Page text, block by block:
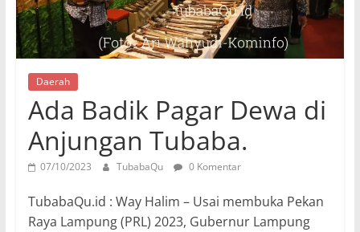
Daerah
Ada Badik Pagar Dewa di
Anjungan Tubaba.
07/10/2023 TubabaQu 0 Komentar
TubabaQu.id : Way Halim – Usai membuka Pekan
Raya Lampung (PRL) 2023, Gubernur Lampung